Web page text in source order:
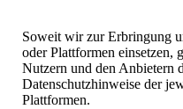
Soweit wir zur Erbringung
oder Plattformen einsetzen,
Nutzern und den Anbietern
Datenschutzhinweise der
Plattformen.